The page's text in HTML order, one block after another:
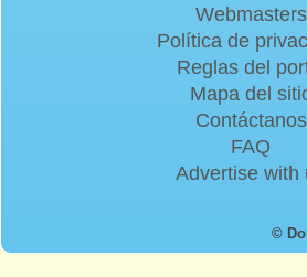
Webmasters
Política de
Reglas del
Mapa del
Contáctanos
FAQ
Advertise with
©